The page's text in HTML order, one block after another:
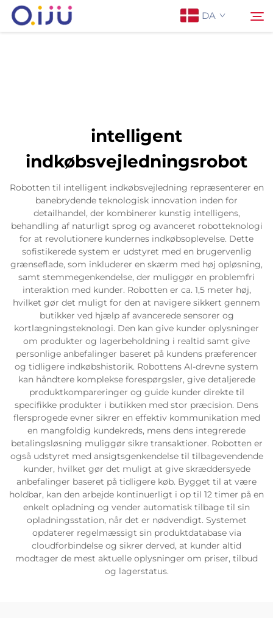
DA
Anvendelse
Sag
Nyheder
Servicesupport
Kontakt os
intelligent
indkøbsvejledningsrobot
Robotten til intelligent indkøbsvejledning repræsenterer en
banebrydende teknologisk innovation inden for
detailhandel, der kombinerer kunstig intelligens,
behandling af naturligt sprog og avanceret robotteknologi
for at revolutionere kundernes indkøbsoplevelse. Dette
sofistikerede system er udstyret med en brugervenlig
grænseflade, som inkluderer en skærm med høj opløsning,
samt stemmegenkendelse, der muliggør en problemfri
interaktion med kunder. Robotten er ca. 1,5 meter høj,
hvilket gør det muligt for den at navigere sikkert gennem
butikker ved hjælp af avancerede sensorer og
kortlægningsteknologi. Den kan give kunder oplysninger
om produkter og lagerbeholdning i realtid samt give
personlige anbefalinger baseret på kundens præferencer
og tidligere indkøbshistorik. Robottens AI-drevne system
kan håndtere komplekse forespørgsler, give detaljerede
produktkompareringer og guide kunder direkte til
specifikke produkter i butikken med stor præcision. Dens
flersprogede evner sikrer en effektiv kommunikation med
en mangfoldig kundekreds, mens dens integrerede
betalingsløsning muliggør sikre transaktioner. Robotten er
også udstyret med ansigtsgenkendelse til tilbagevendende
kunder, hvilket gør det muligt at give skræddersyede
anbefalinger baseret på tidligere køb. Bygget til at være
holdbar, kan den arbejde kontinuerligt i op til 12 timer på en
enkelt opladning og vender automatisk tilbage til sin
opladningsstation, når det er nødvendigt. Systemet
opdaterer regelmæssigt sin produktdatabase via
cloudforbindelse og sikrer derved, at kunder altid
modtager de mest aktuelle oplysninger om priser, tilbud
og lagerstatus.